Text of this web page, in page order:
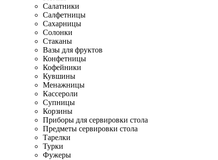
Салатники
Салфетницы
Сахарницы
Солонки
Стаканы
Вазы для фруктов
Конфетницы
Кофейники
Кувшины
Менажницы
Кассероли
Супницы
Корзины
Приборы для сервировки стола
Предметы сервировки стола
Тарелки
Турки
Фужеры